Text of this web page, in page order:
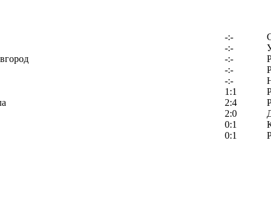
-:-
-:-
-:-
-:-
-:-
1:1
2:4
2:0
0:1
0:1